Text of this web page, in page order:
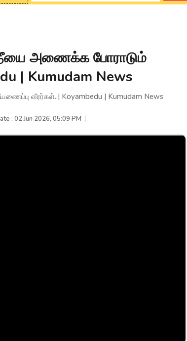
அணைக்க போராடும்
| Kumudam News
வீரர்கள்..| Koyambedu | Kumudam News
: 02 Jun 2026, 05:09 PM